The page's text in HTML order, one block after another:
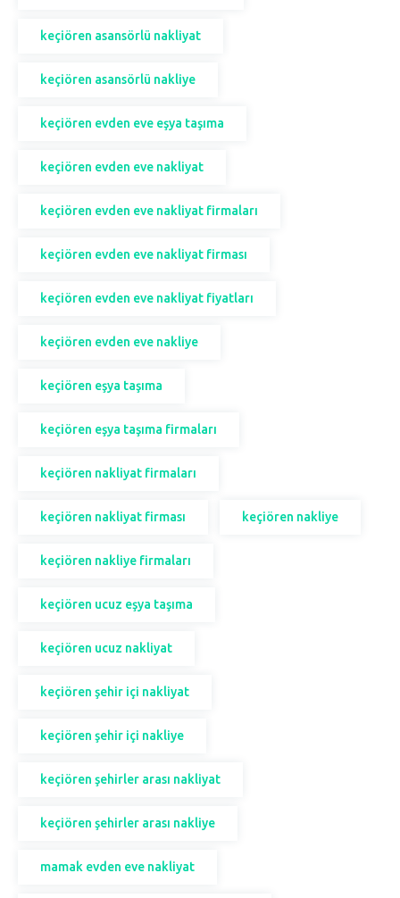
keçiören asansörlü nakliyat
keçiören asansörlü nakliye
keçiören evden eve eşya taşıma
keçiören evden eve nakliyat
keçiören evden eve nakliyat firmaları
keçiören evden eve nakliyat firması
keçiören evden eve nakliyat fiyatları
keçiören evden eve nakliye
keçiören eşya taşıma
keçiören eşya taşıma firmaları
keçiören nakliyat firmaları
keçiören nakliyat firması keçiören nakliye
keçiören nakliye firmaları
keçiören ucuz eşya taşıma
keçiören ucuz nakliyat
keçiören şehir içi nakliyat
keçiören şehir içi nakliye
keçiören şehirler arası nakliyat
keçiören şehirler arası nakliye
mamak evden eve nakliyat